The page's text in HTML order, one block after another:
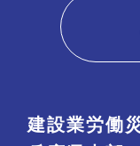
建設業労働